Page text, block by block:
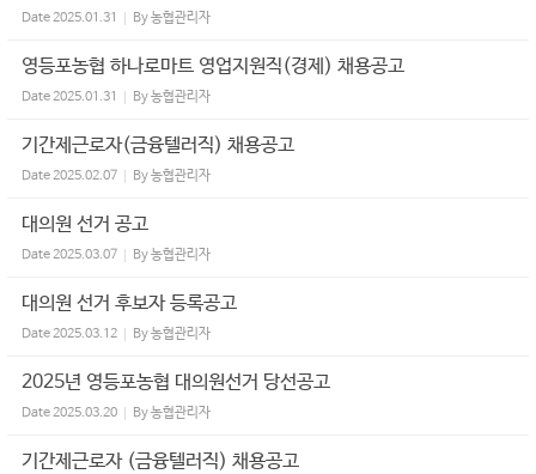
Date2025.01.31 By농협관리자
영등포농협 하나로마트 영업지원직(경제) 채용공고
Date2025.01.31 By농협관리자
기간제근로자(금융텔러직) 채용공고
Date2025.02.07 By농협관리자
대의원 선거 공고
Date2025.03.07 By농협관리자
대의원 선거 후보자 등록공고
Date2025.03.12 By농협관리자
2025년 영등포농협 대의원선거 당선공고
Date2025.03.20 By농협관리자
기간제근로자 (금융텔러직) 채용공고